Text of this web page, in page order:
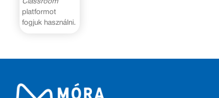
platformot
fogjuk használni.